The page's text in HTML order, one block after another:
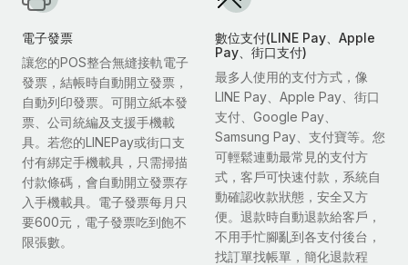
電子發票
讓您的POS整合無縫接軌電子
發票，結帳時自動開立發票，
自動列印發票。可開立紙本發
票、公司統編及支援手機載
具。若您的LINEPay或街口支
付有綁定手機載具，只需掃描
付款條碼，會自動開立發票存
入手機載具。電子發票每月只
要600元，電子發票吃到飽不
限張數。
數位支付(LINE Pay、Apple
Pay、街口支付)
最多人使用的支付方式，像
LINE Pay、Apple Pay、街口
支付、Google Pay、
Samsung Pay、支付寶等。您
可輕鬆連動最常見的支付方
式，客戶可快速付款，系統自
動確認收款狀態，安全又方
便。退款時自動退款給客戶，
不用手忙腳亂到各支付後台，
找訂單找帳單，簡化退款程